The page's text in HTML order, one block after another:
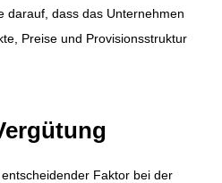
darauf, dass das Unternehmen
Preise und Provisionsstruktur
Faktor bei der